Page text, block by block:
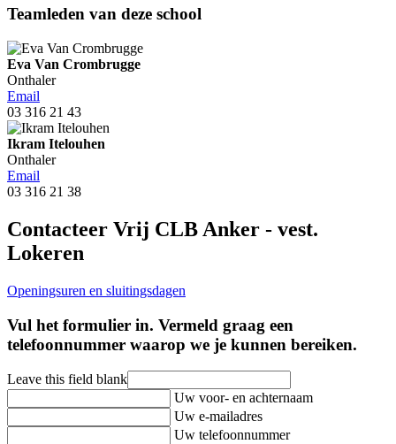
Teamleden van deze school
Eva Van Crombrugge
Onthaler
Email
03 316 21 43
Ikram Itelouhen
Onthaler
Email
03 316 21 38
Contacteer Vrij CLB Anker - vest.
Lokeren
Openingsuren en sluitingsdagen
Vul het formulier in. Vermeld graag een
telefoonnummer waarop we je kunnen bereiken.
Leave this field blank
Uw voor- en achternaam
Uw e-mailadres
Uw telefoonnummer